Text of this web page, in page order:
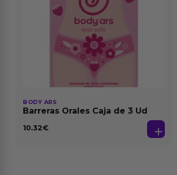
BODY ARS
Barreras Orales Caja de 3 Ud
10.32€